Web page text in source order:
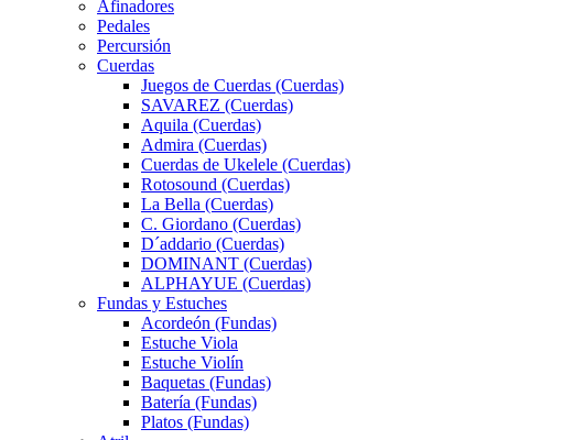
Afinadores
Pedales
Percursión
Cuerdas
Juegos de Cuerdas (Cuerdas)
SAVAREZ (Cuerdas)
Aquila (Cuerdas)
Admira (Cuerdas)
Cuerdas de Ukelele (Cuerdas)
Rotosound (Cuerdas)
La Bella (Cuerdas)
C. Giordano (Cuerdas)
D´addario (Cuerdas)
DOMINANT (Cuerdas)
ALPHAYUE (Cuerdas)
Fundas y Estuches
Acordeón (Fundas)
Estuche Viola
Estuche Violín
Baquetas (Fundas)
Batería (Fundas)
Platos (Fundas)